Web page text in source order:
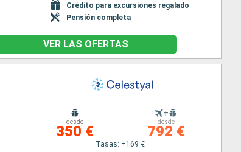
Crédito para excursiones regalado
Pensión completa
VER LAS OFERTAS
desde
350 €
+
desde
792 €
Tasas: +169 €